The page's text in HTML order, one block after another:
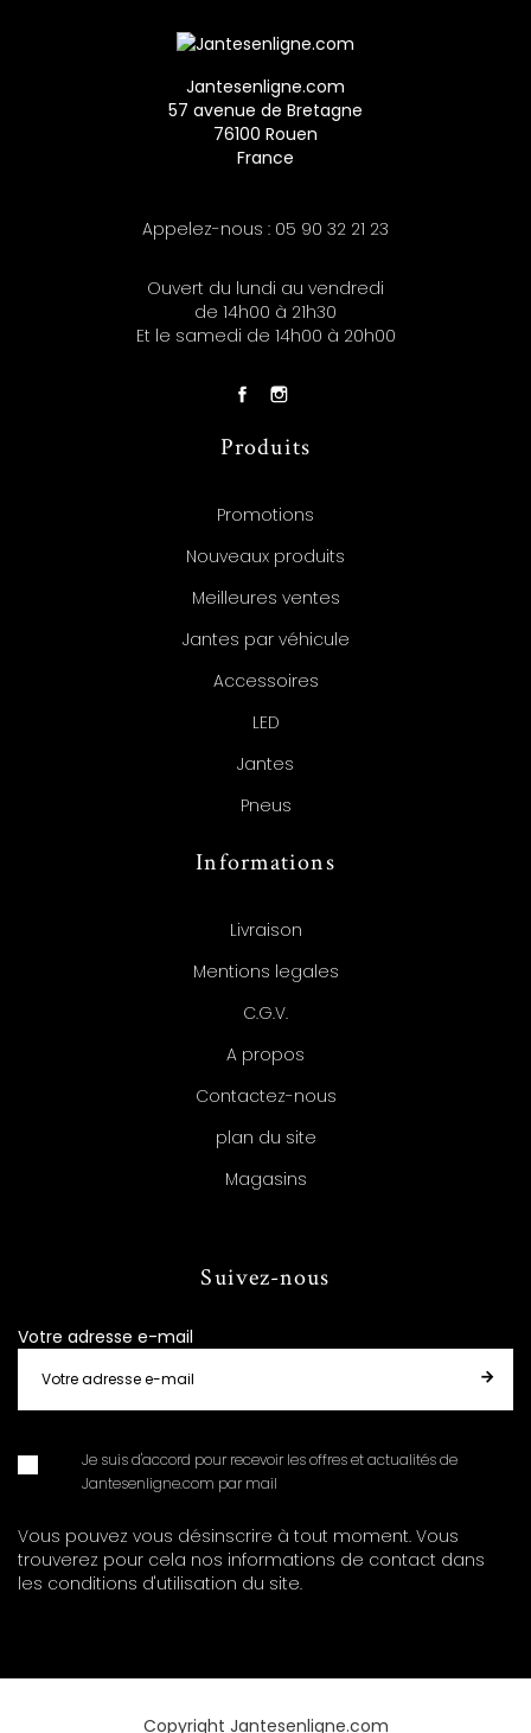
Jantesenligne.com
57 avenue de Bretagne
76100 Rouen
France
Appelez-nous : 05 90 32 21 23
Ouvert du lundi au vendredi
de 14h00 à 21h30
Et le samedi de 14h00 à 20h00
Produits
Promotions
Nouveaux produits
Meilleures ventes
Jantes par véhicule
Accessoires
LED
Jantes
Pneus
Informations
Livraison
Mentions legales
C.G.V.
A propos
Contactez-nous
plan du site
Magasins
Suivez-nous
Votre adresse e-mail
Je suis d'accord pour recevoir les offres et actualités de
Jantesenligne.com par mail
Vous pouvez vous désinscrire à tout moment. Vous
trouverez pour cela nos informations de contact dans
les conditions d'utilisation du site.
Copyright Jantesenligne.com